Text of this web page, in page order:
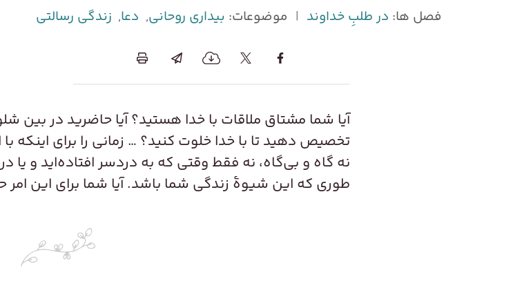
فصل ها: در طلبِ خداوند | موضوعات: بیداری روحانی, دعا, زندگی رسالتی
آیا شما مشتاق ملاقات با خدا هستید؟ آیا حاضرید در بین
تخصیص دهید تا با خدا خلوت کنید؟ … زمانی را برای
نه گاه و بی‌گاه، نه فقط وقتی که به دردسر افتاده‌اید و یا
طوری که این شیوهٔ زندگی شما باشد. آیا شما برای این امر